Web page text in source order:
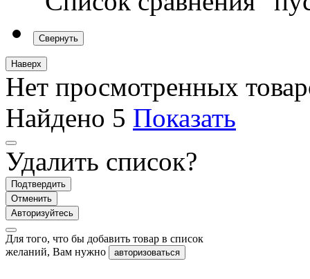
Свернуть
Наверх
Нет просмотренных
Найдено 5 Показать
Удалить список?
Подтвердить
Отменить
Авторизуйтесь
Для того, что бы добавить товар в список
желаний, Вам нужно
авторизоваться